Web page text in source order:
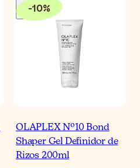
-10%
OLAPLEX Nº10 Bond
Shaper Gel Definidor de
Rizos 200ml